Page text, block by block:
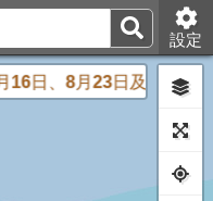
設定
、8月23日及8月30日跨